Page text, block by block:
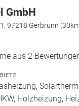
GmbH
97218 Gerbrunn
aus 2
Holzheizung,